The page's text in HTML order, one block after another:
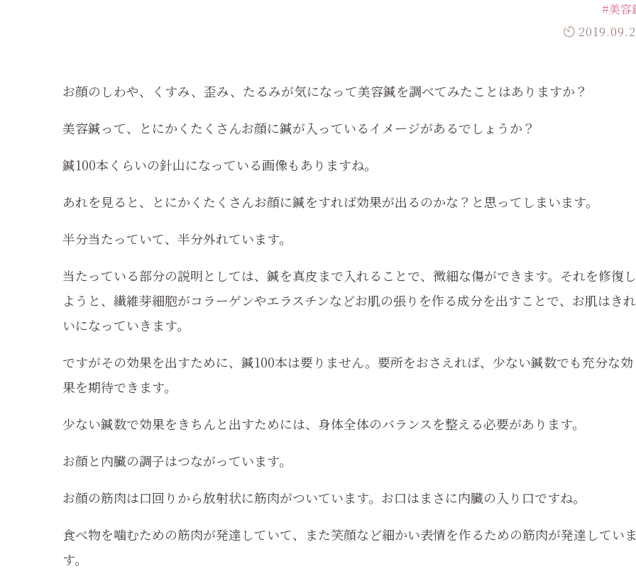
#美容
お顔のしわや、くすみ、歪み、たるみが気になって美容鍼を調べてみたことはありますか？
美容鍼って、とにかくたくさんお顔に鍼が入っているイメージがあるでしょうか？
鍼100本くらいの針山になっている画像もありますね。
あれを見ると、とにかくたくさんお顔に鍼をすれば効果が出るのかな？と思ってしまいます。
半分当たっていて、半分外れています。
当たっている部分の説明としては、鍼を真皮まで入れることで、微細な傷ができます。それを修復し
ようと、繊維芽細胞がコラーゲンやエラスチンなどお肌の張りを作る成分を出すことで、お肌はきれ
いになっていきます。
ですがその効果を出すために、鍼100本は要りません。要所をおさえれば、少ない鍼数でも充分な効
果を期待できます。
少ない鍼数で効果をきちんと出すためには、身体全体のバランスを整える必要があります。
お顔と内臓の調子はつながっています。
お顔の筋肉は口回りから放射状に筋肉がついています。お口はまさに内臓の入り口ですね。
食べ物を噛むための筋肉が発達していて、また笑顔など細かい表情を作るための筋肉が発達していま
す。